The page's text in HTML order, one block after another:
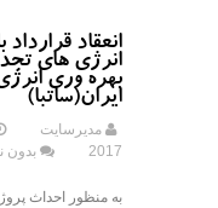
انعقاد قرارداد
انرژی های
بهره وری
ایران(ساتبا)
مدیرسایت
2017
بدون